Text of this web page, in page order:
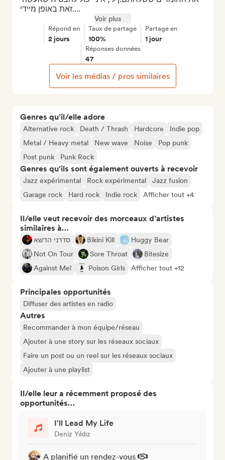
Genres qu’il/elle adore
Alternative rock Death / Thrash Hardcore
Indie pop
Metal / Heavy metal
New wave Noise
Pop punk
Post punk
Punk Rock
Genres qu'ils sont également ouverts à recevoir
Jazz expérimental Rock expérimental
Jazz fusion
Garage rock
Hard rock Indie rock Afficher tout +4
Il/elle veut recevoir des morceaux d’artistes
similaires à…
סדרני הדשא Bikini Kill
Huggy Bear
Not On Tour
Sore Throat
Bitesize
Against Me!
Poison Girls Afficher tout +12
Principales opportunités
Diffuser des artistes en radio
Autres
Recommander à mon équipe/réseau
Ajouter à une story sur les réseaux sociaux
Faire un post ou un reel sur les réseaux sociaux
Ajouter à une playlist
Il/elle leur a récemment proposé des
opportunités…
I'll Lead My Life
Deniz Yıldız
A planifié un rendez-vous
זאת באופן מיידי....
Voir plus
Répond en
2 jours
Taux de partage
100%
Partage en
1 jour
Réponses données
47
Voir les médias / pros similaires